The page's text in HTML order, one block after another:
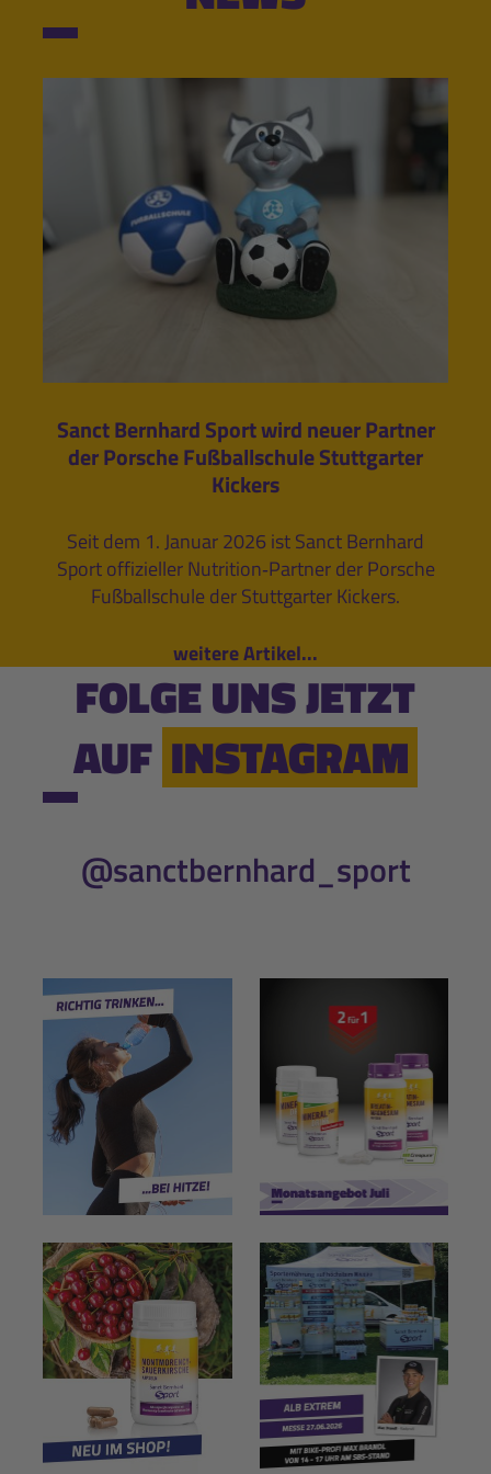
Sanct Bernhard Sport wird neuer Partner
der Porsche Fußballschule Stuttgarter
Kickers
Seit dem 1. Januar 2026 ist Sanct Bernhard
Sport offizieller Nutrition‑Partner der Porsche
Fußballschule der Stuttgarter Kickers.
weitere Artikel...
FOLGE UNS JETZT
AUF INSTAGRAM
@sanctbernhard_sport